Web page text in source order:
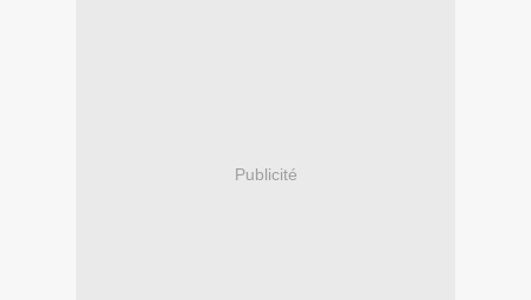
Publicité